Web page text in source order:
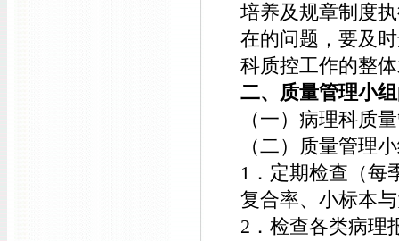
培养及规章制度
在的问题，要及
科质控工作的整
二、质量管理小
（一）病理科质
（二）质量管理
1．定期检查（每
复合率、小标本
2．检查各类病理